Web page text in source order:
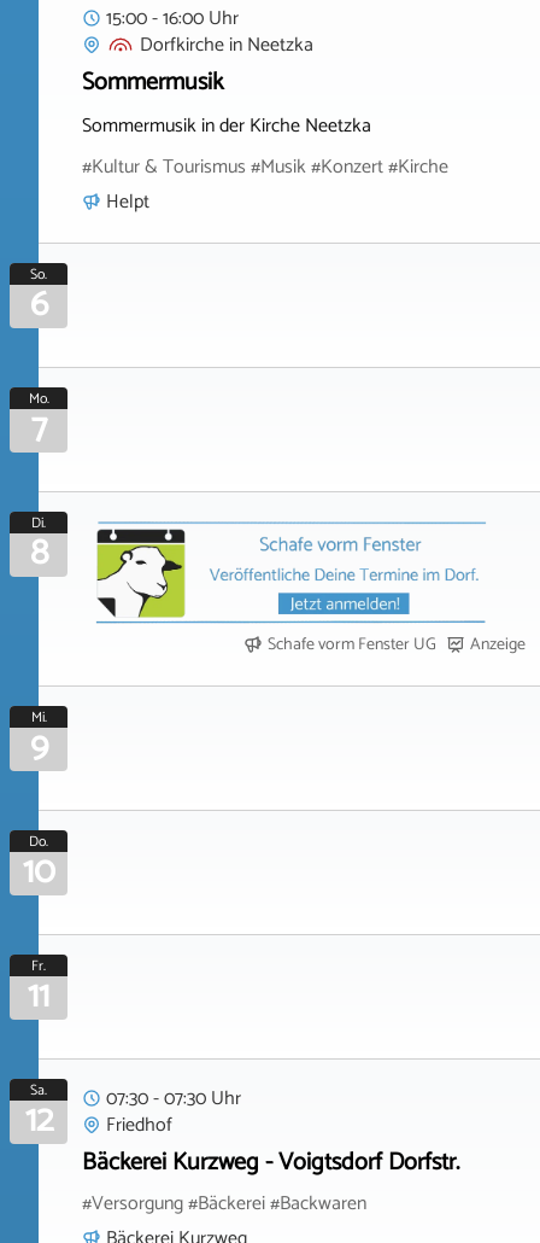
15:00 - 16:00 Uhr
DorfkircheinNeetzka
Sommermusik
Sommermusik in der Kirche Neetzka
#Kultur & Tourismus #Musik #Konzert #Kirche
Helpt
So.
6
Mo.
7
Di.
8
Schafe vorm Fenster UG Anzeige
Mi.
9
Do.
10
Fr.
11
Sa.
12
07:30 - 07:30 Uhr
Friedhof
Bäckerei Kurzweg - Voigtsdorf Dorfstr.
#Versorgung #Bäckerei #Backwaren